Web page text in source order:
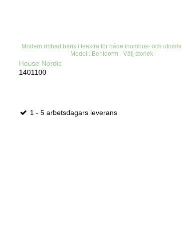
Modern ribbad bänk i teakträ för både inomhus- och
Modell: Benidorm - Välj storlek
House Nordic
1401100
1 - 5 arbetsdagars leverans